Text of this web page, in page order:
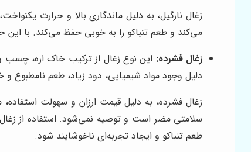
زغال نارگیل، به دلیل ماندگاری بالا و حرارت
می‌کند و طعم تنباکو را به خوبی حفظ می‌کند. با این
زغال فشرده: این نوع زغال از ترکیب خاک اره، چسب
دلیل وجود مواد شیمیایی، دود زیاد، طعم
زغال فشرده، به دلیل قیمت ارزان و سهولت
سلامتی مضر است و توصیه نمی‌شود. استفاده از
طعم تنباکو و ایجاد تجربه‌ای ناخوشایند شود.